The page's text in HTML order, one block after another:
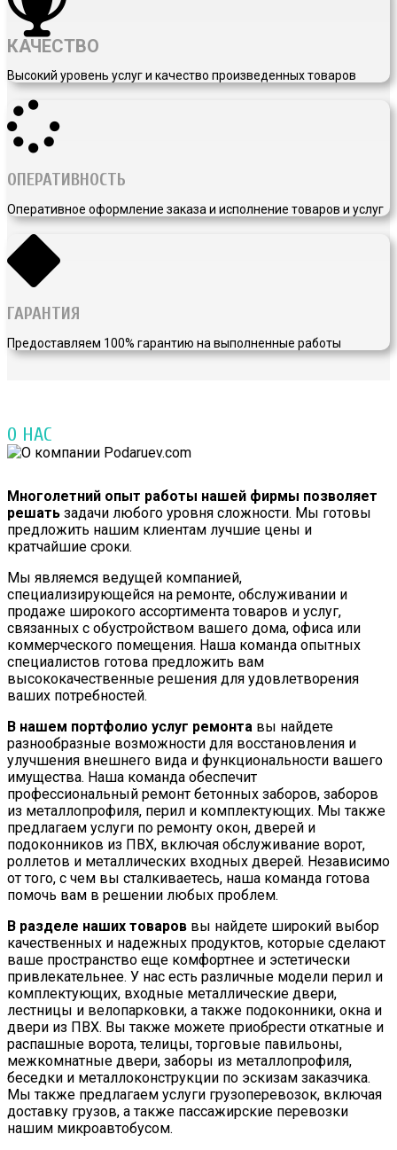
КАЧЕСТВО
Высокий уровень услуг и качество произведенных товаров
ОПЕРАТИВНОСТЬ
Оперативное оформление заказа и исполнение товаров и услуг
ГАРАНТИЯ
Предоставляем 100% гарантию на выполненные работы
О НАС
Многолетний опыт работы нашей фирмы позволяет
решать задачи любого уровня сложности. Мы готовы
предложить нашим клиентам лучшие цены и
кратчайшие сроки.
Мы являемся ведущей компанией,
специализирующейся на ремонте, обслуживании и
продаже широкого ассортимента товаров и услуг,
связанных с обустройством вашего дома, офиса или
коммерческого помещения. Наша команда опытных
специалистов готова предложить вам
высококачественные решения для удовлетворения
ваших потребностей.
В нашем портфолио услуг ремонта вы найдете
разнообразные возможности для восстановления и
улучшения внешнего вида и функциональности вашего
имущества. Наша команда обеспечит
профессиональный ремонт бетонных заборов, заборов
из металлопрофиля, перил и комплектующих. Мы также
предлагаем услуги по ремонту окон, дверей и
подоконников из ПВХ, включая обслуживание ворот,
роллетов и металлических входных дверей. Независимо
от того, с чем вы сталкиваетесь, наша команда готова
помочь вам в решении любых проблем.
В разделе наших товаров вы найдете широкий выбор
качественных и надежных продуктов, которые сделают
ваше пространство еще комфортнее и эстетически
привлекательнее. У нас есть различные модели перил и
комплектующих, входные металлические двери,
лестницы и велопарковки, а также подоконники, окна и
двери из ПВХ. Вы также можете приобрести откатные и
распашные ворота, телицы, торговые павильоны,
межкомнатные двери, заборы из металлопрофиля,
беседки и металлоконструкции по эскизам заказчика.
Мы также предлагаем услуги грузоперевозок, включая
доставку грузов, а также пассажирские перевозки
нашим микроавтобусом.